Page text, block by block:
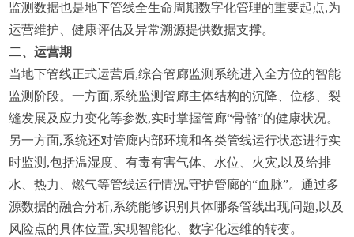
监测数据也是地下管线全生命周期数字化管理的重要起点,为
运营维护、健康评估及异常溯源提供数据支撑。
二、运营期
当地下管线正式运营后,综合管廊监测系统进入全方位的智能
监测阶段。一方面,系统监测管廊主体结构的沉降、位移、裂
缝发展及应力变化等参数,实时掌握管廊“骨骼”的健康状况。
另一方面,系统还对管廊内部环境和各类管线运行状态进行实
时监测,包括温湿度、有毒有害气体、水位、火灾,以及给排
水、热力、燃气等管线运行情况,守护管廊的“血脉”。通过多
源数据的融合分析,系统能够识别具体哪条管线出现问题,以及
风险点的具体位置,实现智能化、数字化运维的转变。